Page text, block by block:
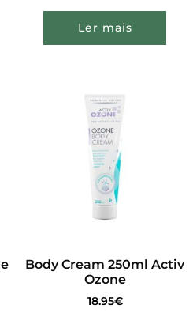
Ler mais
Body Cream 250ml Activ
Ozone
18.95€